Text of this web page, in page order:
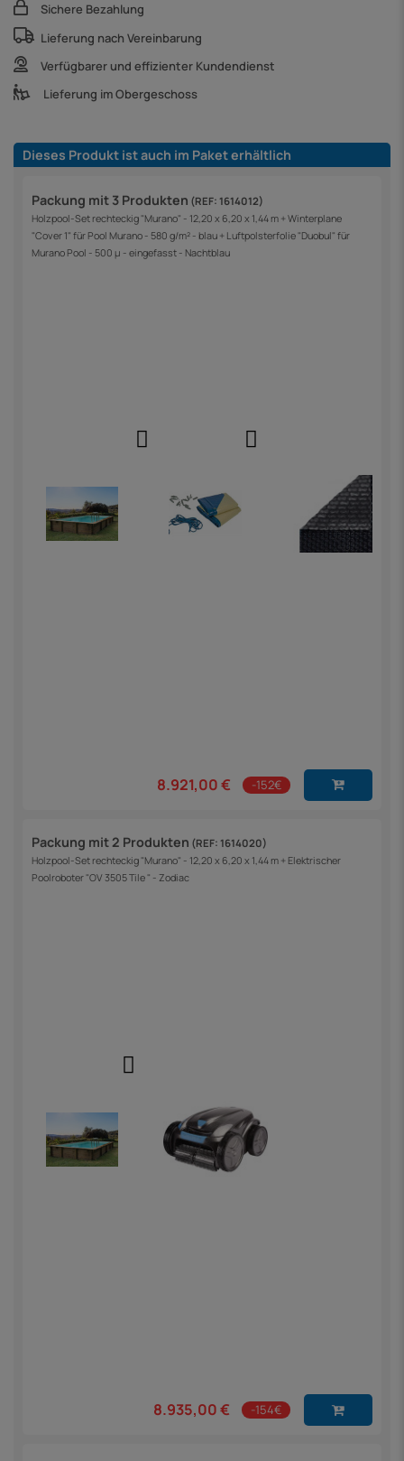
Sichere Bezahlung
Lieferung nach Vereinbarung
Verfügbarer und effizienter Kundendienst
Lieferung im Obergeschoss
Dieses Produkt ist auch im Paket erhältlich
Packung mit 3 Produkten (REF: 1614012)
Holzpool-Set rechteckig "Murano" - 12,20 x 6,20 x 1,44 m + Winterplane
"Cover 1" für Pool Murano - 580 g/m² - blau + Luftpolsterfolie "Duobul" für
Murano Pool - 500 µ - eingefasst - Nachtblau
8.921,00 € -152€
Packung mit 2 Produkten (REF: 1614020)
Holzpool-Set rechteckig "Murano" - 12,20 x 6,20 x 1,44 m + Elektrischer
Poolroboter "OV 3505 Tile " - Zodiac
8.935,00 € -154€